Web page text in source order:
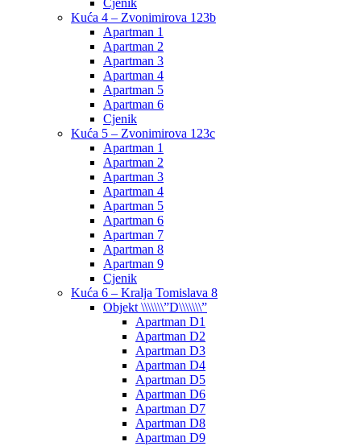
Cjenik
Kuća 4 – Zvonimirova 123b
Apartman 1
Apartman 2
Apartman 3
Apartman 4
Apartman 5
Apartman 6
Cjenik
Kuća 5 – Zvonimirova 123c
Apartman 1
Apartman 2
Apartman 3
Apartman 4
Apartman 5
Apartman 6
Apartman 7
Apartman 8
Apartman 9
Cjenik
Kuća 6 – Kralja Tomislava 8
Objekt \\\\\\\”D\\\\\\\”
Apartman D1
Apartman D2
Apartman D3
Apartman D4
Apartman D5
Apartman D6
Apartman D7
Apartman D8
Apartman D9